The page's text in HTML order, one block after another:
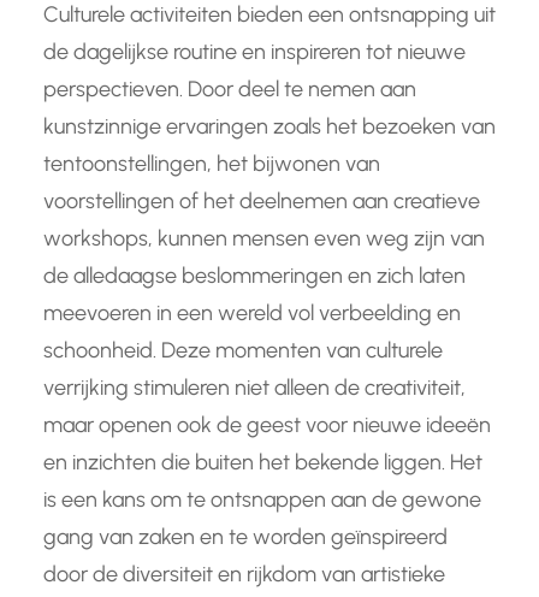
Culturele activiteiten bieden een ontsnapping uit
de dagelijkse routine en inspireren tot nieuwe
perspectieven. Door deel te nemen aan
kunstzinnige ervaringen zoals het bezoeken van
tentoonstellingen, het bijwonen van
voorstellingen of het deelnemen aan creatieve
workshops, kunnen mensen even weg zijn van
de alledaagse beslommeringen en zich laten
meevoeren in een wereld vol verbeelding en
schoonheid. Deze momenten van culturele
verrijking stimuleren niet alleen de creativiteit,
maar openen ook de geest voor nieuwe ideeën
en inzichten die buiten het bekende liggen. Het
is een kans om te ontsnappen aan de gewone
gang van zaken en te worden geïnspireerd
door de diversiteit en rijkdom van artistieke